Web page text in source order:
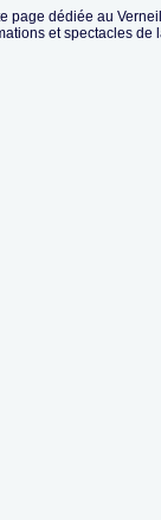
page dédiée au
et spectacles de